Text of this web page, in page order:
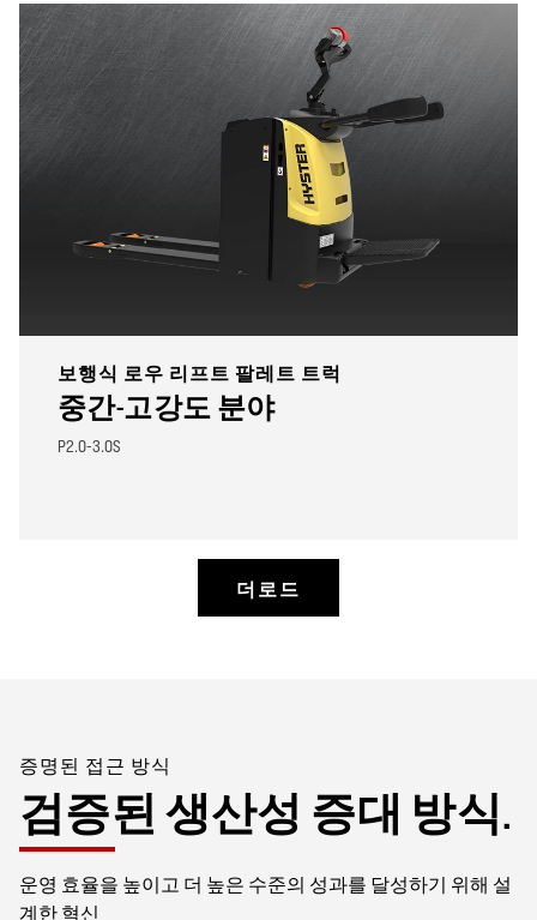
보행식 로우 리프트 팔레트 트럭
중간-고강도 분야
P2.0-3.0S
더로드
증명된 접근 방식
검증된 생산성 증대 방식.
운영 효율을 높이고 더 높은 수준의 성과를 달성하기 위해 설
계한 혁신